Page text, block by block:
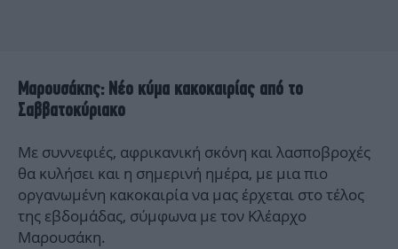
Μαρουσάκης: Νέο κύμα κακοκαιρίας από το
Σαββατοκύριακο
Με συννεφιές, αφρικανική σκόνη και λασποβροχές
θα κυλήσει και η σημερινή ημέρα, με μια πιο
οργανωμένη κακοκαιρία να μας έρχεται στο τέλος
της εβδομάδας, σύμφωνα με τον Κλέαρχο
Μαρουσάκη.